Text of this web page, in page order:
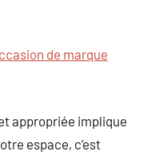
de marque
appropriée implique
espace, c’est